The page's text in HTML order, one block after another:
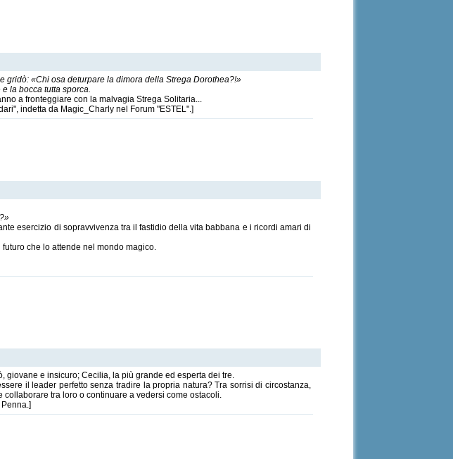
gridò: «Chi osa deturpare la dimora della Strega Dorothea?!»
la bocca tutta sporca.
a fronteggiare con la malvagia Strega Solitaria...
indetta da Magic_Charly nel Forum "ESTEL".]
esercizio di sopravvivenza tra il fastidio della vita babbana e i ricordi amari di
che lo attende nel mondo magico.
giovane e insicuro; Cecilia, la più grande ed esperta dei tre.
il leader perfetto senza tradire la propria natura? Tra sorrisi di circostanza,
tra loro o continuare a vedersi come ostacoli.